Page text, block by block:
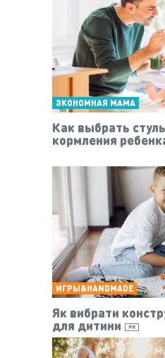
ЭКОНОМНАЯ МАМА
Как выбрать
кормления
ИГРЫ&HANDMADE
Як вибрати
для дитини PR